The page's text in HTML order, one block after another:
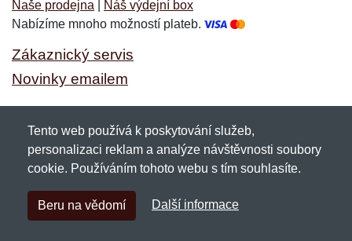
Naše prodejna
Náš výdejní box
Nabízíme mnoho možností plateb.
Zákaznický servis
Novinky emailem
Copyright © 2007-2026 (19 let s vámi)Netnakup.cz&
NetIQ. Všechna práva vyhrazena.
Tento web používá k poskytování služeb,
personalizaci reklam a analýze návštěvnosti soubory
cookie. Používáním tohoto webu s tím souhlasíte.
Beru na vědomí Další informace